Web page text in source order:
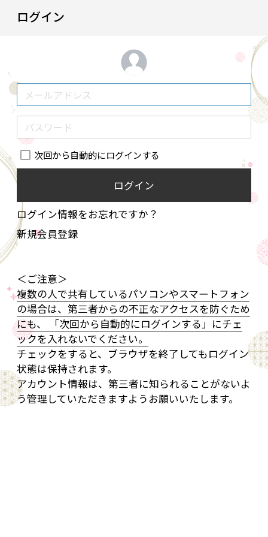
ログイン
次回から自動的にログインする
ログイン
ログイン情報をお忘れですか？
新規会員登録
＜ご注意＞
複数の人で共有しているパソコンやスマートフォン
の場合は、第三者からの不正なアクセスを防ぐため
にも、 「次回から自動的にログインする」にチェ
ックを入れないでください。
チェックをすると、ブラウザを終了してもログイン
状態は保持されます。
アカウント情報は、第三者に知られることがないよ
う管理していただきますようお願いいたします。